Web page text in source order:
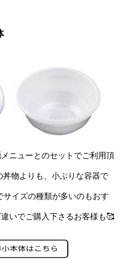
ニューとのセットでご利用頂
物よりも、小ぶりな容器で
イズの種類が多いのもおす
いでご購入下さるお客様も🥰